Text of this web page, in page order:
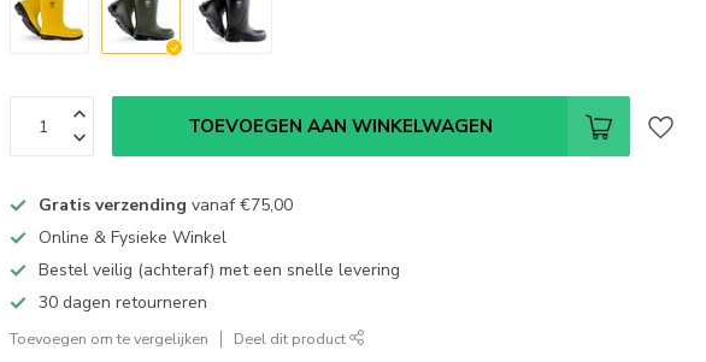
TOEVOEGEN AAN WINKELWAGEN
Gratis verzending vanaf€75,00
Online & Fysieke Winkel
Bestel veilig (achteraf) met een snelle levering
30 dagen retourneren
Toevoegen om te vergelijken Deel dit product